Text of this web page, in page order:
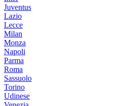
Juventus
Lazio
Lecce
Milan
Monza
Napoli
Parma
Roma
Sassuolo
Torino
Udinese